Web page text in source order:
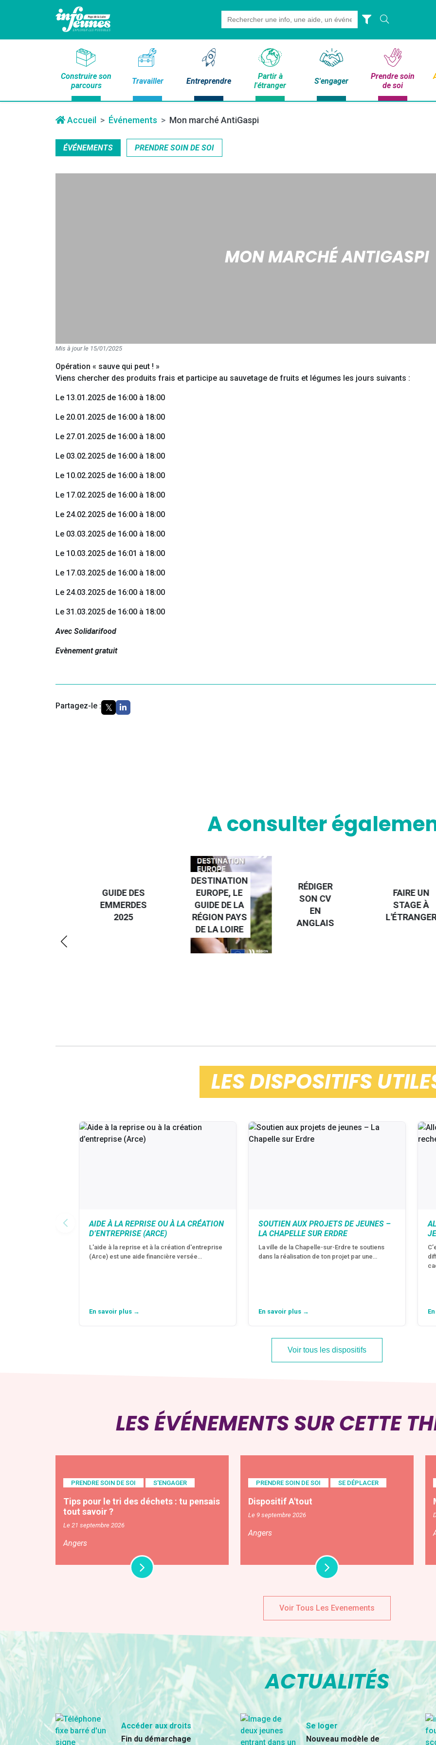
Search
for:
Construire son
parcours
Travailler Entreprendre
Partir à
l'étranger
S'engager
Prendre soin
de soi
Accueil Événements Mon marché AntiGaspi
ÉVÉNEMENTS PRENDRE SOIN DE SOI
MON MARCHÉ ANTIGASPI
Mis à jour le 15/01/2025
Opération « sauve qui peut ! »
Viens chercher des produits frais et participe au sauvetage de fruits et légumes les jours suivants :
Le 13.01.2025 de 16:00 à 18:00
Le 20.01.2025 de 16:00 à 18:00
Le 27.01.2025 de 16:00 à 18:00
Le 03.02.2025 de 16:00 à 18:00
Le 10.02.2025 de 16:00 à 18:00
Le 17.02.2025 de 16:00 à 18:00
Le 24.02.2025 de 16:00 à 18:00
Le 03.03.2025 de 16:00 à 18:00
Le 10.03.2025 de 16:01 à 18:00
Le 17.03.2025 de 16:00 à 18:00
Le 24.03.2025 de 16:00 à 18:00
Le 31.03.2025 de 16:00 à 18:00
Avec Solidarifood
Evènement gratuit
Partagez-le :
A consulter
GUIDE DES
EMMERDES
2025
DESTINATION
EUROPE, LE
GUIDE DE LA
RÉGION PAYS
DE LA LOIRE
RÉDIGER
SON CV
EN
ANGLAIS
FAIRE UN
STAGE À
LES DISPOSITIFS
AIDE À LA REPRISE OU À LA CRÉATION
D’ENTREPRISE (ARCE)
L'aide à la reprise et à la création d'entreprise
(Arce) est une aide financière versée…
En savoir plus →
SOUTIEN AUX PROJETS DE JEUNES –
LA CHAPELLE SUR ERDRE
La ville de la Chapelle-sur-Erdre te soutiens
dans la réalisation de ton projet par une…
En savoir plus →
Voir tous les dispositifs
LES ÉVÉNEMENTS SUR CETTE
PRENDRE SOIN DE SOI S'ENGAGER
Tips pour le tri des déchets : tu pensais
tout savoir ?
Le 21 septembre 2026
Angers
PRENDRE SOIN DE SOI SE DÉPLACER
Dispositif A'tout
Le 9 septembre 2026
Angers
Voir Tous Les Evenements
ACTUALITÉS
Accéder aux droits
Fin du démarchage
Se loger
Nouveau modèle de